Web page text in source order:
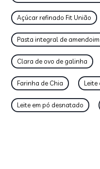
Açúcar refinado Fit União
Pasta integral de
Clara de ovo de galinha
Farinha de Chia
Leite em pó desnatado